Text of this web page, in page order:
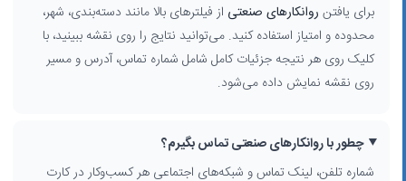
برای یافتن روانکارهای صنعتی از فیلترهای بالا مانند دسته‌بندی، شهر،
محدوده و امتیاز استفاده کنید. می‌توانید نتایج را روی نقشه ببینید، با
کلیک روی هر نتیجه جزئیات کامل شامل شماره تماس، آدرس و مسیر
روی نقشه نمایش داده می‌شود.
چطور با روانکارهای صنعتی تماس بگیرم؟
شماره تلفن، لینک تماس و شبکه‌های اجتماعی هر کسب‌وکار در کارت